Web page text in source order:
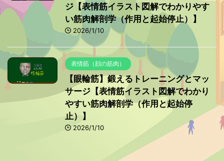
ジ【表情筋イラスト図解でわかりやす
い筋肉解剖学（作用と起始停止）】
2026/1/10
表情筋（顔の筋肉）
【眼輪筋】鍛えるトレーニングとマッ
サージ【表情筋イラスト図解でわかり
やすい筋肉解剖学（作用と起始停
止）】
2026/1/10